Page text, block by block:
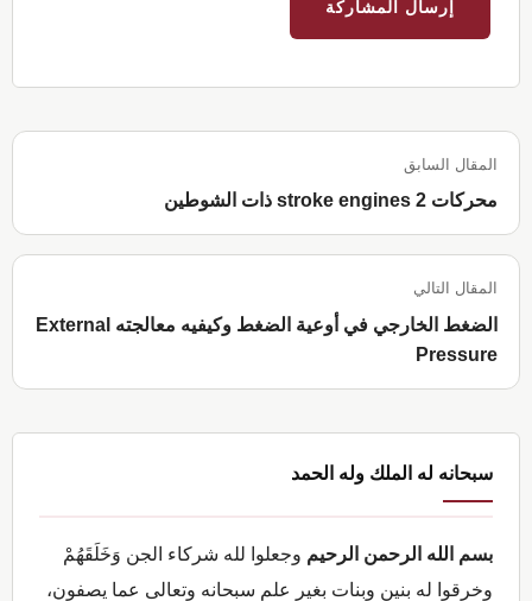
المقال السابق
محركات stroke engines 2 ذات الشوطين
المقال التالي
الضغط الخارجي في أوعية الضغط وكيفيه معالجته External
Pressure
الجانبية
سبحانه له الملك وله الحمد
بسم الله الرحمن الرحيم وجعلوا لله شركاء الجن وَخَلَقَهُمْ
وخرقوا له بنين وبنات بغير علم سبحانه وتعالى عما يصفون،